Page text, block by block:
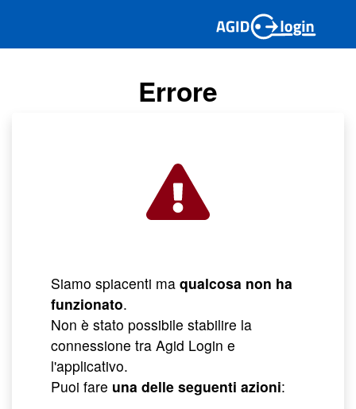
Errore
Siamo spiacenti ma qualcosa non ha
funzionato.
Non è stato possibile stabilire la
connessione tra Agid Login e
l'applicativo.
Puoi fare una delle seguenti azioni: